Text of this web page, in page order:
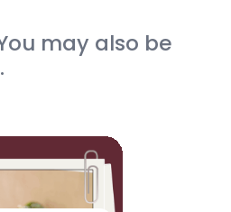
may also be